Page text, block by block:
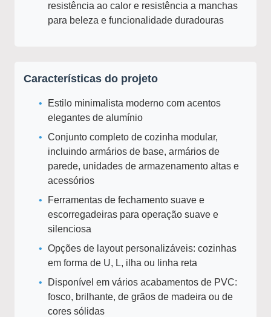
resistência ao calor e resistência a manchas
para beleza e funcionalidade duradouras
Características do projeto
Estilo minimalista moderno com acentos
elegantes de alumínio
Conjunto completo de cozinha modular,
incluindo armários de base, armários de
parede, unidades de armazenamento altas e
acessórios
Ferramentas de fechamento suave e
escorregadeiras para operação suave e
silenciosa
Opções de layout personalizáveis: cozinhas
em forma de U, L, ilha ou linha reta
Disponível em vários acabamentos de PVC:
fosco, brilhante, de grãos de madeira ou de
cores sólidas